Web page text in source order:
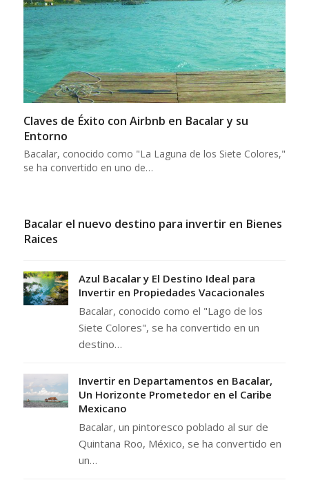
Claves de Éxito con Airbnb en Bacalar y su
Entorno
Bacalar, conocido como "La Laguna de los Siete Colores,"
se ha convertido en uno de…
Bacalar el nuevo destino para invertir en Bienes
Raices
Azul Bacalar y El Destino Ideal para
Invertir en Propiedades Vacacionales
Bacalar, conocido como el "Lago de los
Siete Colores", se ha convertido en un
destino…
Invertir en Departamentos en Bacalar,
Un Horizonte Prometedor en el Caribe
Mexicano
Bacalar, un pintoresco poblado al sur de
Quintana Roo, México, se ha convertido en
un…